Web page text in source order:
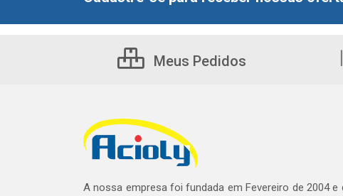
Meus Pedidos
A nossa empresa foi fundada em Fevereiro de 2004 e